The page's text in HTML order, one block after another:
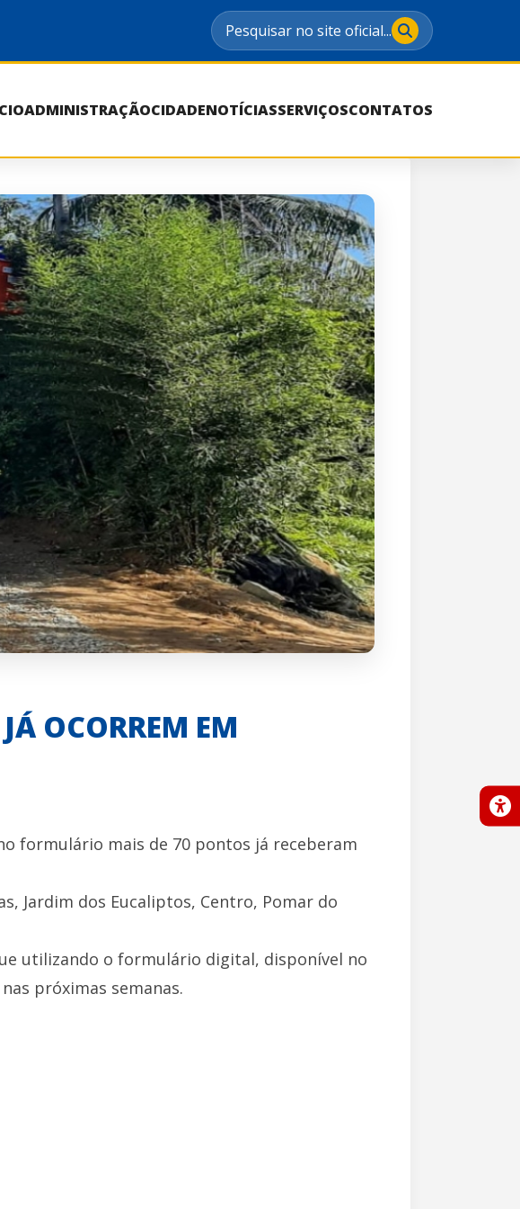
Pesquisar no site oficial...
ADMINISTRAÇÃOCIDADENOTÍCIASSERVIÇOSCONTATOS
OCORREM EM
formulário mais de 70 pontos já receberam
Jardim dos Eucaliptos, Centro, Pomar do
utilizando o formulário digital, disponível no
próximas semanas.